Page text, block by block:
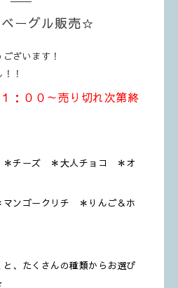
ーグル販売☆
ざいます！
！
：００～売り切れ次第終
チーズ ＊大人チョコ ＊オ
ンゴークリチ ＊りんご＆ホ
、たくさんの種類からお選び